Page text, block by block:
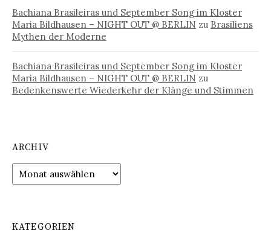
Bachiana Brasileiras und September Song im Kloster
Maria Bildhausen – NIGHT OUT @ BERLIN zu Brasiliens
Mythen der Moderne
Bachiana Brasileiras und September Song im Kloster
Maria Bildhausen – NIGHT OUT @ BERLIN zu
Bedenkenswerte Wiederkehr der Klänge und Stimmen
ARCHIV
Archiv
KATEGORIEN